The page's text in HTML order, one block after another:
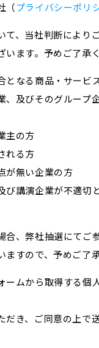
（プライバシーポリ
、当社判断により
います。予めご了承
となる商品・サービ
、及びそのグループ
主の方
れる方
が無い企業の方
び講演企業が不適切
、弊社抽選にてご
ますので、予めご了
ームから取得する個
だき、ご同意の上で